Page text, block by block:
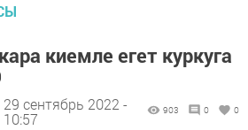
киемле егет куркуга
29 сентябрь 2022 -
10:57
903 0 0